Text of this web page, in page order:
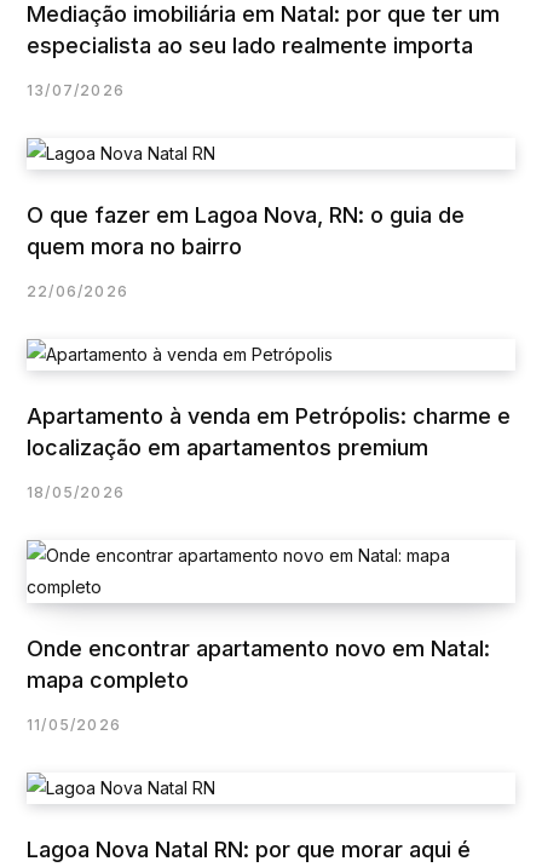
Mediação imobiliária em Natal: por que ter um
especialista ao seu lado realmente importa
13/07/2026
O que fazer em Lagoa Nova, RN: o guia de
quem mora no bairro
22/06/2026
Apartamento à venda em Petrópolis: charme e
localização em apartamentos premium
18/05/2026
Onde encontrar apartamento novo em Natal:
mapa completo
11/05/2026
Lagoa Nova Natal RN: por que morar aqui é